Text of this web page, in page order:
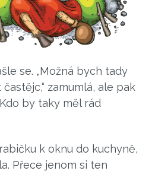
se. „Možná bych tady
zamumlá, ale pak
by taky měl rád
k oknu do kuchyně,
Přece jenom si ten